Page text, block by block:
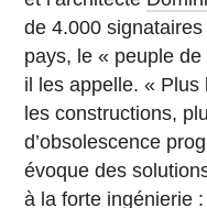
de 4.000
pays, le « peuple
il les appelle. « Plus
les constructions,
d’obsolescence
évoque des
à la forte ingénierie